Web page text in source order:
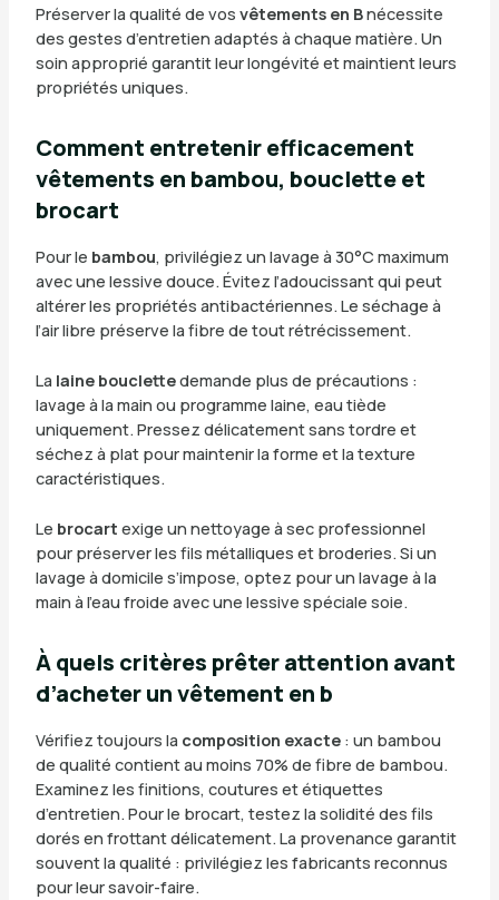
Préserver la qualité de vos vêtements en Bnécessite
des gestes d’entretien adaptés à chaque matière. Un
soin approprié garantit leur longévité et maintient leurs
propriétés uniques.
Comment entretenir efficacement
vêtements en bambou, bouclette et
brocart
Pour le bambou, privilégiez un lavage à 30°C maximum
avec une lessive douce. Évitez l’adoucissant qui peut
altérer les propriétés antibactériennes. Le séchage à
l’air libre préserve la fibre de tout rétrécissement.
La laine bouclettedemande plus de précautions :
lavage à la main ou programme laine, eau tiède
uniquement. Pressez délicatement sans tordre et
séchez à plat pour maintenir la forme et la texture
caractéristiques.
Le brocart exige un nettoyage à sec professionnel
pour préserver les fils métalliques et broderies. Si un
lavage à domicile s’impose, optez pour un lavage à la
main à l’eau froide avec une lessive spéciale soie.
À quels critères prêter attention avant
d’acheter un vêtement en b
Vérifiez toujours la composition exacte: un bambou
de qualité contient au moins 70% de fibre de bambou.
Examinez les finitions, coutures et étiquettes
d’entretien. Pour le brocart, testez la solidité des fils
dorés en frottant délicatement. La provenance garantit
souvent la qualité : privilégiez les fabricants reconnus
pour leur savoir-faire.